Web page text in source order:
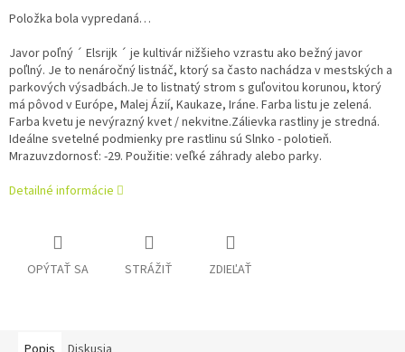
Položka bola vypredaná…
Javor poľný ´ Elsrijk ´ je kultivár nižšieho vzrastu ako bežný javor
poľlný. Je to nenáročný listnáč, ktorý sa často nachádza v mestských a
parkových výsadbách.Je to listnatý strom s guľovitou korunou, ktorý
má pôvod v Európe, Malej Ázií, Kaukaze, Iráne. Farba listu je zelená.
Farba kvetu je nevýrazný kvet / nekvitne.Zálievka rastliny je stredná.
Ideálne svetelné podmienky pre rastlinu sú Slnko - polotieň.
Mrazuvzdornosť: -29. Použitie: veľké záhrady alebo parky.
Detailné informácie
OPÝTAŤ SA STRÁŽIŤ ZDIEĽAŤ